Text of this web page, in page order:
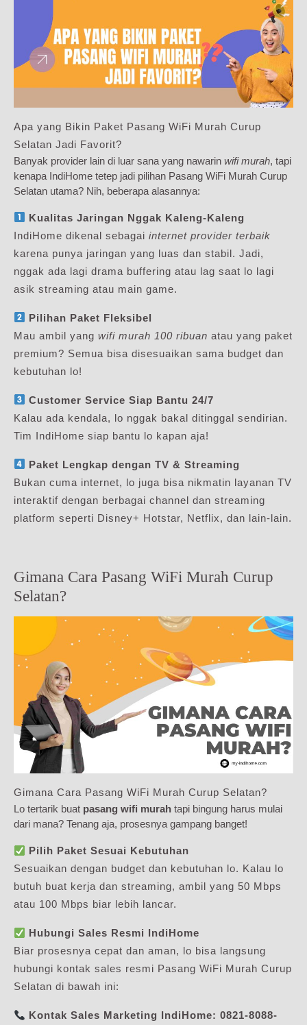
Apa yang Bikin Paket Pasang WiFi Murah Curup
Selatan Jadi Favorit?
Banyak provider lain di luar sana yang nawarin wifi murah, tapi
kenapa IndiHome tetep jadi pilihan Pasang WiFi Murah Curup
Selatan utama? Nih, beberapa alasannya:
Kualitas Jaringan Nggak Kaleng-Kaleng
IndiHome dikenal sebagai internet provider terbaik
karena punya jaringan yang luas dan stabil. Jadi,
nggak ada lagi drama buffering atau lag saat lo lagi
asik streaming atau main game.
Pilihan Paket Fleksibel
Mau ambil yang wifi murah 100 ribuan atau yang paket
premium? Semua bisa disesuaikan sama budget dan
kebutuhan lo!
Customer Service Siap Bantu 24/7
Kalau ada kendala, lo nggak bakal ditinggal sendirian.
Tim IndiHome siap bantu lo kapan aja!
Paket Lengkap dengan TV & Streaming
Bukan cuma internet, lo juga bisa nikmatin layanan TV
interaktif dengan berbagai channel dan streaming
platform seperti Disney+ Hotstar, Netflix, dan lain-lain.
Gimana Cara Pasang WiFi Murah Curup
Selatan?
Gimana Cara Pasang WiFi Murah Curup Selatan?
Lo tertarik buat pasang wifi murah tapi bingung harus mulai
dari mana? Tenang aja, prosesnya gampang banget!
Pilih Paket Sesuai Kebutuhan
Sesuaikan dengan budget dan kebutuhan lo. Kalau lo
butuh buat kerja dan streaming, ambil yang 50 Mbps
atau 100 Mbps biar lebih lancar.
Hubungi Sales Resmi IndiHome
Biar prosesnya cepat dan aman, lo bisa langsung
hubungi kontak sales resmi Pasang WiFi Murah Curup
Selatan di bawah ini:
Kontak Sales Marketing IndiHome: 0821-8088-